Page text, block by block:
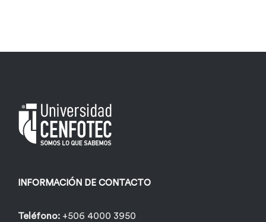
INFORMACIÓN DE CONTACTO
Teléfono: +506 4000 3950